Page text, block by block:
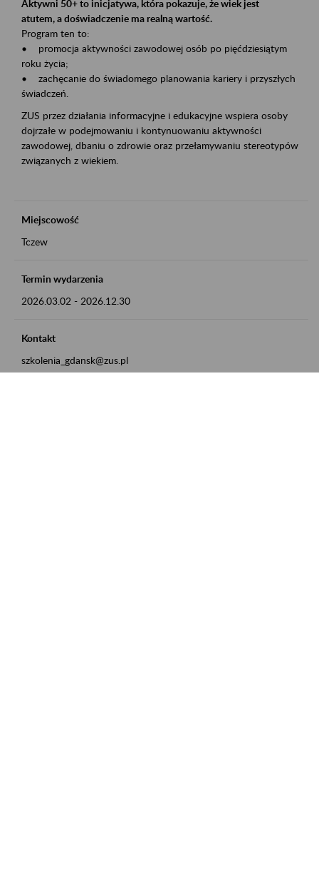
Aktywni 50+ to inicjatywa, która pokazuje, że wiek jest
atutem, a doświadczenie ma realną wartość.
Program ten to:
• promocja aktywności zawodowej osób po pięćdziesiątym
roku życia;
• zachęcanie do świadomego planowania kariery i przyszłych
świadczeń.
ZUS przez działania informacyjne i edukacyjne wspiera osoby
dojrzałe w podejmowaniu i kontynuowaniu aktywności
zawodowej, dbaniu o zdrowie oraz przełamywaniu stereotypów
związanych z wiekiem.
Miejscowość
Tczew
Termin wydarzenia
2026.03.02 - 2026.12.30
Kontakt
szkolenia_gdansk@zus.pl